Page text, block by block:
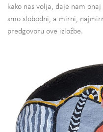
kako nas volja, daje nam
smo slobodni, a mirni,
predgovoru ove izložbe.